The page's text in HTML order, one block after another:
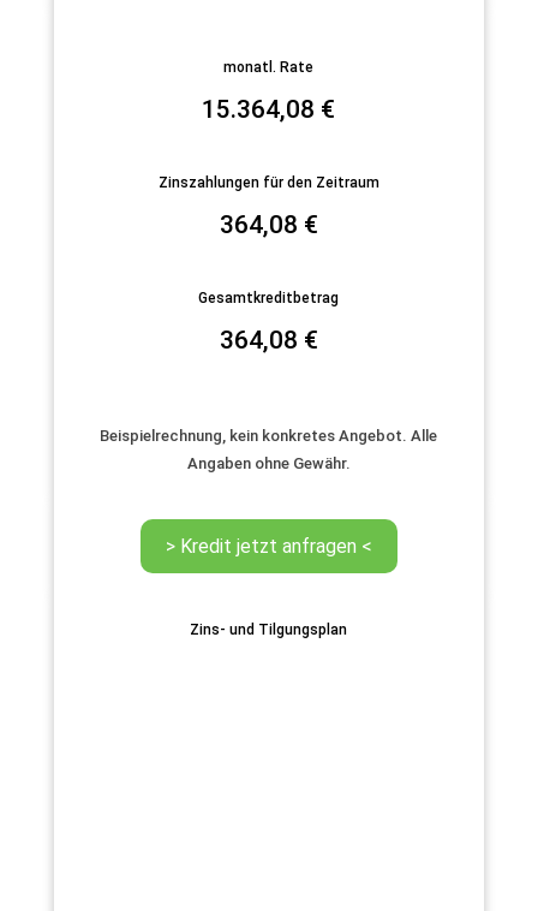
monatl. Rate
15.364,08 €
Zinszahlungen für den Zeitraum
364,08 €
Gesamtkreditbetrag
364,08 €
Beispielrechnung, kein konkretes Angebot. Alle
Angaben ohne Gewähr.
Zins- und Tilgungsplan